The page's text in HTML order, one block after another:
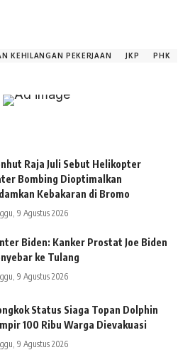
KEHILANGAN PEKERJAAN JKP PHK
Raja Juli Sebut Helikopter
Bombing Dioptimalkan
Kebakaran di Bromo
9 Agustus 2026
Biden: Kanker Prostat Joe Biden
ke Tulang
9 Agustus 2026
Status Siaga Topan Dolphin
100 Ribu Warga Dievakuasi
9 Agustus 2026